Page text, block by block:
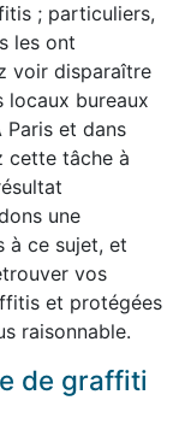
; particuliers,
les ont
voir disparaître
locaux bureaux
Paris et dans
cette tâche à
une
à ce sujet, et
vos
et protégées
raisonnable.
de graffiti